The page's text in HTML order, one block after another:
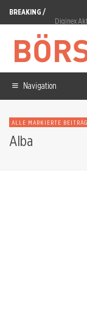
BREAKING /
Diginex
SAP Aktie:
Micron:
Navigation
ALLE MARKIERTE
Alba